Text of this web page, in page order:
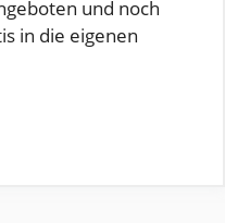
und noch
in die eigenen